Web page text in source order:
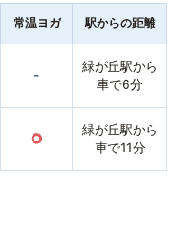
常温ヨガ 駅からの距離
-
緑が丘駅から
車で6分
○
緑が丘駅から
車で11分